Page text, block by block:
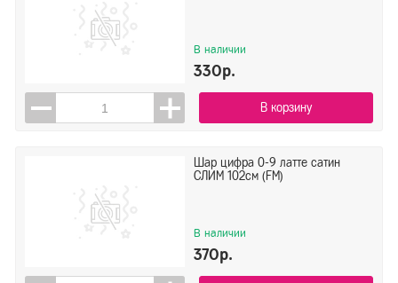
В наличии
330р.
В корзину
Шар цифра 0-9 латте сатин
СЛИМ 102см (FM)
В наличии
370р.